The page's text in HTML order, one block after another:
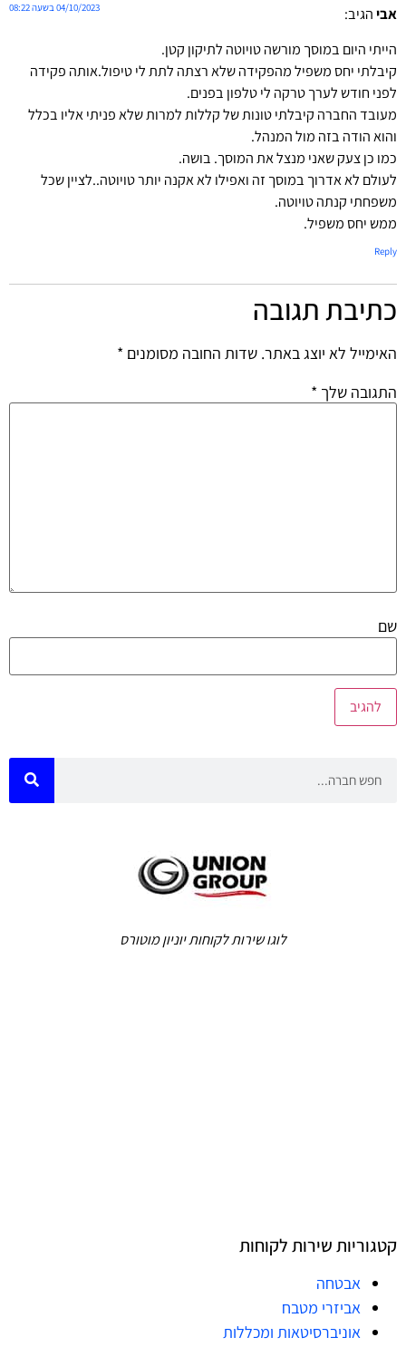
אביהגיב: 04/10/2023 בשעה 08:22
הייתי היום במוסך מורשה טויוטה לתיקון קטן.
קיבלתי יחס משפיל מהפקידה שלא רצתה לתת לי טיפול.אותה פקידה
לפני חודש לערך טרקה לי טלפון בפנים.
מעובד החברה קיבלתי טונות של קללות למרות שלא פניתי אליו בכלל
והוא הודה בזה מול המנהל.
כמו כן צעק שאני מנצל את המוסך. בושה.
לעולם לא אדרוך במוסך זה ואפילו לא אקנה יותר טויוטה..לציין שכל
משפחתי קנתה טויוטה.
ממש יחס משפיל.
Reply
כתיבת תגובה
האימייל לא יוצג באתר. שדות החובה מסומנים *
התגובה שלך *
שם
לוגו שירות לקוחות יוניון מוטורס
קטגוריות שירות לקוחות
אבטחה
אביזרי מטבח
אוניברסיטאות ומכללות